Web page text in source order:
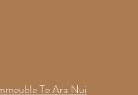
Te Ara Nui